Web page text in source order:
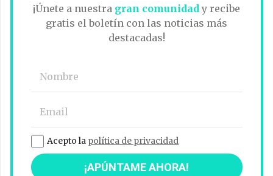
¡Únete a nuestra gran comunidady recibe
gratis el boletín con las noticias más
destacadas!
Acepto la política de privacidad